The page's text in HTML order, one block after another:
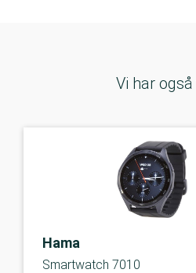
Vi har
Hama
Smartwatch 7010